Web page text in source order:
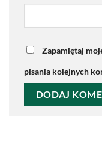
Zapamiętaj
pisania kolejnych